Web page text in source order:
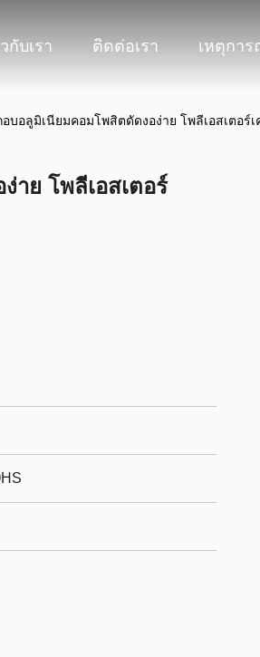
กับเรา ติดต่อเรา เหตุกา
บอลูมิเนียมคอมโพสิตดัดงอง่าย โพลีเอสเตอร์
าย โพลีเอสเตอร์